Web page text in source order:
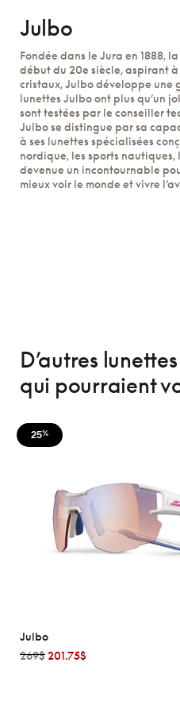
Julbo
Fondée dans le Jura en 1888,
début du 20e siècle, aspirant
cristaux, Julbo développe une
lunettes Julbo ont plus qu’un
sont testées par le conseiller
Julbo se distingue par sa
à ses lunettes spécialisées
nordique, les sports nautiques,
devenue un incontournable
mieux voir le monde et vivre
D’autres lunettes
qui pourraient
Julbo
269$201.75$
25%